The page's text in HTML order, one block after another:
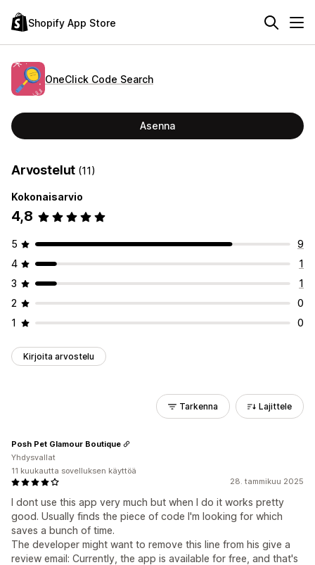
Shopify App Store
OneClick Code Search
Asenna
Arvostelut (11)
Kokonaisarvio
4,8
5
9
4
1
3
1
2
0
1
0
Kirjoita arvostelu
Tarkenna Lajittele
28. tammikuu 2025
I dont use this app very much but when I do it works pretty
good. Usually finds the piece of code I'm looking for which
saves a bunch of time.
The developer might want to remove this line from his give a
review email: Currently, the app is available for free, and that's
Posh Pet Glamour Boutique
Yhdysvallat
11 kuukautta sovelluksen käyttöä